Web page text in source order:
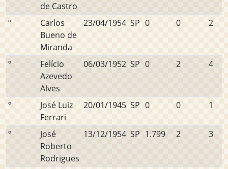
de Castro
º
Carlos
Bueno de
Miranda
23/04/1954 SP 0 0 2
º
Felício
Azevedo
Alves
06/03/1952 SP 0 2 4
º
José Luiz
Ferrari
20/01/1945 SP 0 0 1
º
José
Roberto
Rodrigues
13/12/1954 SP 1.799 2 3